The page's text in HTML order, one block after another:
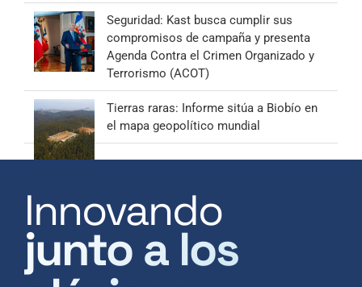
Seguridad: Kast busca cumplir sus
compromisos de campaña y presenta
Agenda Contra el Crimen Organizado y
Terrorismo (ACOT)
Tierras raras: Informe sitúa a Biobío en
el mapa geopolítico mundial
Innovando
junto a los